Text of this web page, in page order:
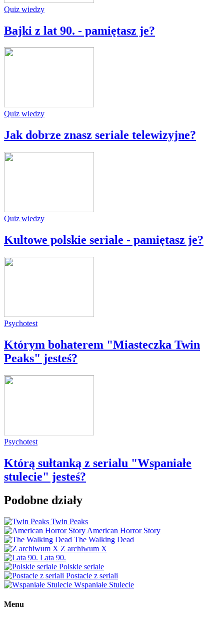
Quiz wiedzy
Bajki z lat 90. - pamiętasz je?
Quiz wiedzy
Jak dobrze znasz seriale telewizyjne?
Quiz wiedzy
Kultowe polskie seriale - pamiętasz je?
Psychotest
Którym bohaterem "Miasteczka Twin
Peaks" jesteś?
Psychotest
Którą sułtanką z serialu "Wspaniałe
stulecie" jesteś?
Podobne działy
Twin Peaks
American Horror Story
The Walking Dead
Z archiwum X
Lata 90.
Polskie seriale
Postacie z seriali
Wspaniałe Stulecie
Menu